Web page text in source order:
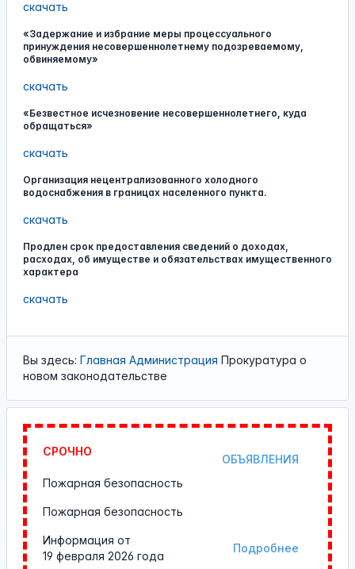
скачать
«Задержание и избрание меры процессуального
принуждения несовершеннолетнему подозреваемому,
обвиняемому»
скачать
«Безвестное исчезновение несовершеннолетнего, куда
обращаться»
скачать
Организация нецентрализованного холодного
водоснабжения в границах населенного пункта.
скачать
Продлен срок предоставления сведений о доходах,
расходах, об имуществе и обязательствах имущественного
характера
скачать
Вы здесь: Главная Администрация Прокуратура о
новом законодательстве
СРОЧНО
ОБЪЯВЛЕНИЯ
Пожарная безопасность
Пожарная безопасность
Подробнее
Информация от
19 февраля 2026 года